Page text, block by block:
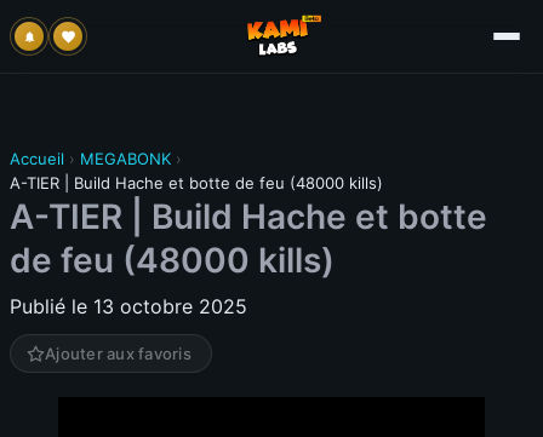
Accueil › MEGABONK ›
A-TIER | Build Hache et botte de feu (48000 kills)
A-TIER | Build Hache et botte
de feu (48000 kills)
Publié le 13 octobre 2025
Ajouter aux favoris